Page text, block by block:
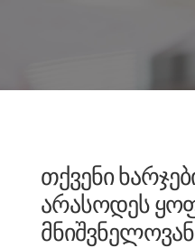
თქვენი
არასოდეს